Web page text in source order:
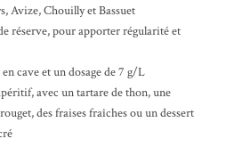
Avize, Chouilly et Bassuet
réserve, pour apporter régularité et
cave et un dosage de 7 g/L
avec un tartare de thon, une
des fraises fraîches ou un dessert